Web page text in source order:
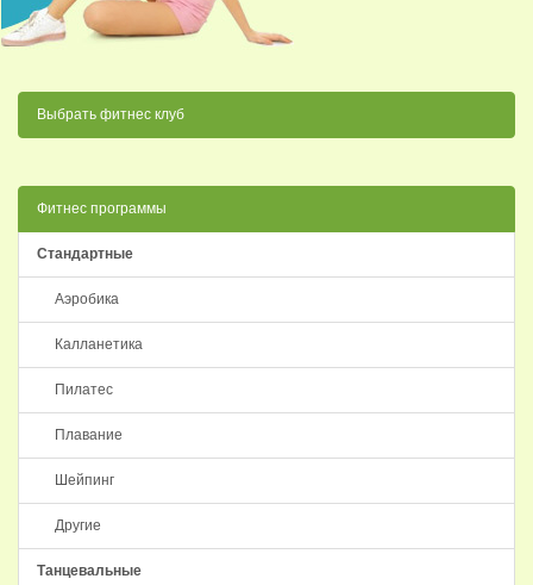
Выбрать фитнес клуб
Фитнес программы
Стандартные
Аэробика
Калланетика
Пилатес
Плавание
Шейпинг
Другие
Танцевальные